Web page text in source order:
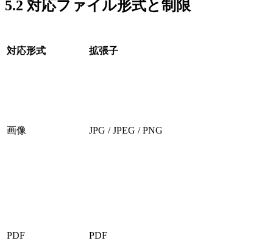
5.2 対応ファイル形式と制限
対応形式 拡張子
画像 JPG / JPEG / PNG
PDF PDF